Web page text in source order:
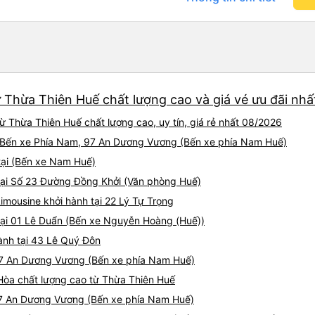
мы поняли без
углом в 45 градусов. Я бы
показалось,что они
совсем комфортно (было
касается самих капсул:
выемкам (удобно),
мне было
), она достаточно
негабаритных вещей-
стираются ли они как-то
надела толстовку.
tài và lơ cũng cực dễ
Thiên Huế chất lượng cao và giá vé ưu đãi
Thừa Thiên Huế chất lượng cao, uy tín, giá rẻ nhất 08/2026
xe Phía Nam, 97 An Dương Vương (Bến xe phía Nam Huế)
(Bến xe Nam Huế)
Số 23 Đường Đồng Khởi (Văn phòng Huế)
khởi hành tại 22 Lý Tự Trọng
01 Lê Duẩn (Bến xe Nguyễn Hoàng (Huế))
tại 43 Lê Quý Đôn
An Dương Vương (Bến xe phía Nam Huế)
chất lượng cao từ Thừa Thiên Huế
Dương Vương (Bến xe phía Nam Huế)